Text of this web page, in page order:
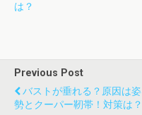
は？
Previous Post
バストが垂れる？原因は姿
勢とクーパー靭帯！対策は？